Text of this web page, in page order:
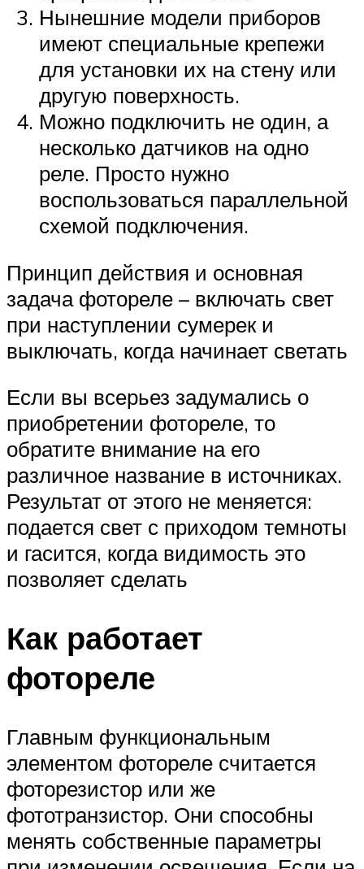
Нынешние модели приборов
имеют специальные крепежи
для установки их на стену или
другую поверхность.
Можно подключить не один, а
несколько датчиков на одно
реле. Просто нужно
воспользоваться параллельной
схемой подключения.
Принцип действия и основная
задача фотореле – включать свет
при наступлении сумерек и
выключать, когда начинает светать
Если вы всерьез задумались о
приобретении фотореле, то
обратите внимание на его
различное название в источниках.
Результат от этого не меняется:
подается свет с приходом темноты
и гасится, когда видимость это
позволяет сделать
Как работает
фотореле
Главным функциональным
элементом фотореле считается
фоторезистор или же
фототранзистор. Они способны
менять собственные параметры